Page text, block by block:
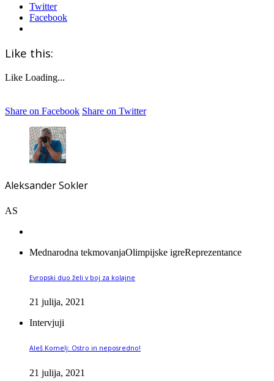
Twitter
Facebook
Like this:
Like Loading...
Share on Facebook Share on Twitter
Aleksander Sokler
AS
Mednarodna tekmovanjaOlimpijske igreReprezentance
Evropski duo želi v boj za kolajne
21 julija, 2021
Intervjuji
Aleš Komelj: Ostro in neposredno!
21 julija, 2021